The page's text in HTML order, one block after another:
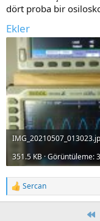
dört proba bir
Ekler
351.5 KB · Görüntüleme:
R
e
Sercan